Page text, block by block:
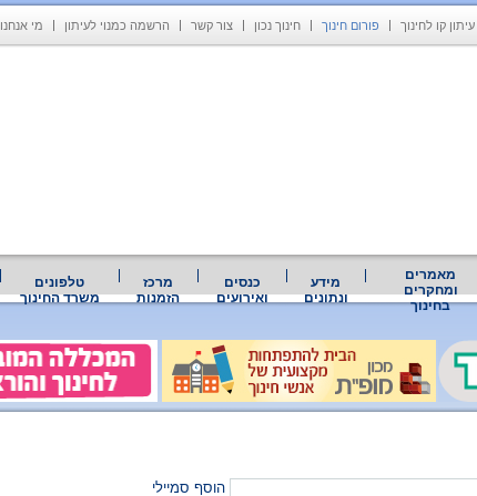
עיתון קו לחינוך פורום חינוך חינוך נכון צור קשר הרשמה כמנוי לעיתון מי אנחנו
מאמרים
ומחקרים
בחינוך
מידע
ונתונים
כנסים
ואירועים
מרכז
הזמנות
טלפונים
משרד החינוך
הוסף סמיילי